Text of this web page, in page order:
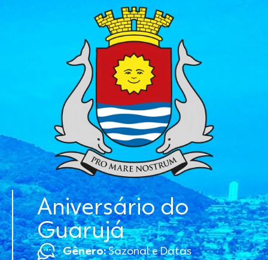
Aniversário do
Guarujá
Gênero:Sazonal e Datas